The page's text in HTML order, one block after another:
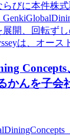
びに本件株
開、回転ず
は、オース
かんを子会